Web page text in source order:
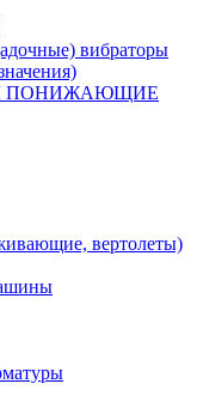
вибраторы
ПОНИЖАЮЩИЕ
вертолеты)